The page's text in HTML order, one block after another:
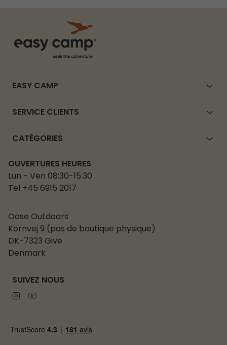
EASY CAMP
SERVICE CLIENTS
CATÉGORIES
OUVERTURES HEURES
Lun - Ven 08:30-15:30
Tel +45 6915 2017
Oase Outdoors
Kornvej 9 (pas de boutique physique)
DK-7323 Give
Denmark
SUIVEZ NOUS
Instagram
Youtube